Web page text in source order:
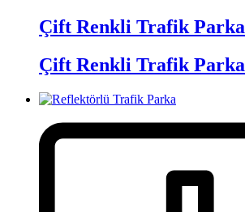
Çift Renkli Trafik Parka
Çift Renkli Trafik Parka